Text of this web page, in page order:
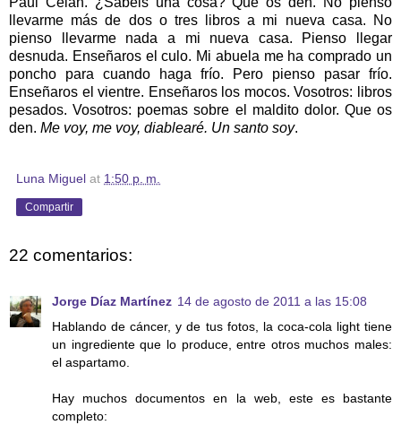
llevarme más de dos o tres libros a mi nueva casa. No
pienso llevarme nada a mi nueva casa. Pienso llegar
desnuda. Enseñaros el culo. Mi abuela me ha comprado un
poncho para cuando haga frío. Pero pienso pasar frío.
Enseñaros el vientre. Enseñaros los mocos. Vosotros: libros
pesados. Vosotros: poemas sobre el maldito dolor. Que os
den. Me voy, me voy, diablearé. Un santo soy.
Luna Miguel at 1:50 p. m.
Compartir
22 comentarios:
Jorge Díaz Martínez 14 de agosto de 2011 a las 15:08
Hablando de cáncer, y de tus fotos, la coca-cola light tiene
un ingrediente que lo produce, entre otros muchos males:
el aspartamo.
Hay muchos documentos en la web, este es bastante
completo: